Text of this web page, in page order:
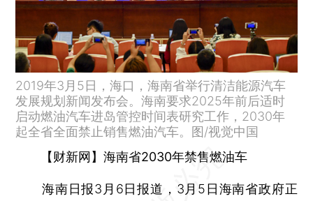
2019年3月5日，海口，海南省举行清洁能源汽车
发展规划新闻发布会。海南要求2025年前后适时
启动燃油汽车进岛管控时间表研究工作，2030年
起全省全面禁止销售燃油汽车。图/视觉中国
【财新网】海南省2030年禁售燃油车
海南日报3月6日报道，3月5日海南省政府正